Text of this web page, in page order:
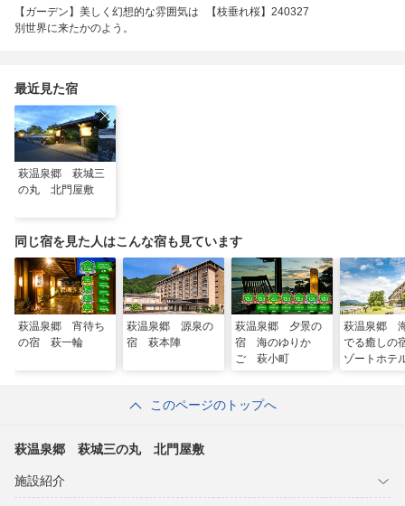
【ガーデン】美しく幻想的な雰囲気は
別世界に来たかのよう。
【枝垂れ桜】240327
最近見た宿
萩温泉郷 萩城三
の丸 北門屋敷
同じ宿を見た人はこんな宿も見ています
萩温泉郷 宵待ち
の宿 萩一輪
萩温泉郷 源泉の
宿 萩本陣
萩温泉郷 夕景の
宿 海のゆりか
ご 萩小町
萩温泉郷
でる癒し
ゾートホテ
このページのトップへ
萩温泉郷 萩城三の丸 北門屋敷
施設紹介